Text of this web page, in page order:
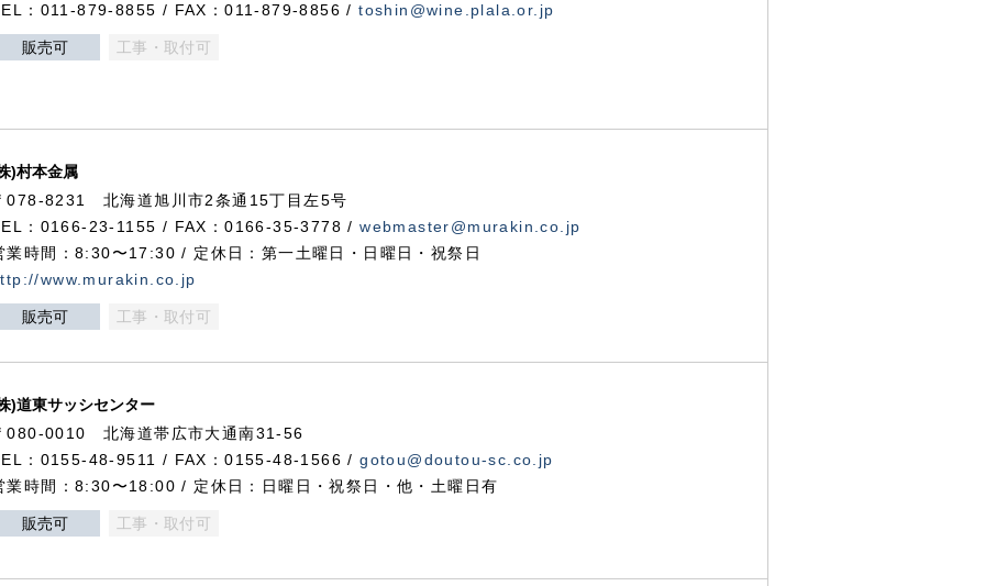
：011-879-8855 / FAX：011-879-8856 /toshin@wine.plala.or.jp
販売可 工事・取付可
)村本金属
078-8231 北海道旭川市2条通15丁目左5号
：0166-23-1155 / FAX：0166-35-3778 /webmaster@murakin.co.jp
業時間：8:30〜17:30 / 定休日：第一土曜日・日曜日・祝祭日
www.murakin.co.jp
販売可 工事・取付可
)道東サッシセンター
080-0010 北海道帯広市大通南31-56
：0155-48-9511 / FAX：0155-48-1566 /gotou@doutou-sc.co.jp
業時間：8:30〜18:00 / 定休日：日曜日・祝祭日・他・土曜日有
販売可 工事・取付可